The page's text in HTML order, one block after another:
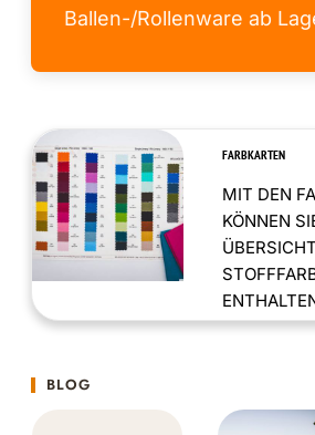
Ballen-/Rollenware ab
FARBKARTEN
MIT DEN
KÖNNEN
BLOG